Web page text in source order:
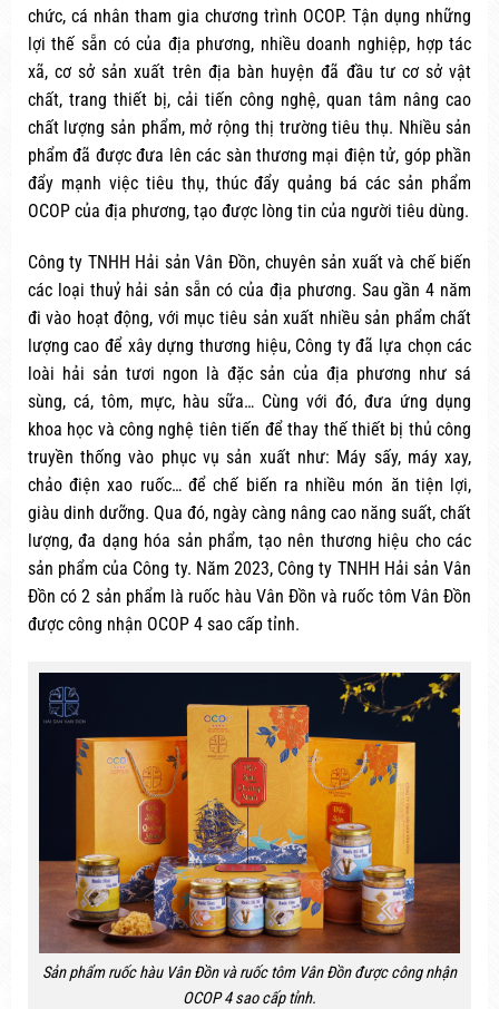
chức, cá nhân tham gia chương trình OCOP. Tận dụng những
lợi thế sẵn có của địa phương, nhiều doanh nghiệp, hợp tác
xã, cơ sở sản xuất trên địa bàn huyện đã đầu tư cơ sở vật
chất, trang thiết bị, cải tiến công nghệ, quan tâm nâng cao
chất lượng sản phẩm, mở rộng thị trường tiêu thụ. Nhiều sản
phẩm đã được đưa lên các sàn thương mại điện tử, góp phần
đẩy mạnh việc tiêu thụ, thúc đẩy quảng bá các sản phẩm
OCOP của địa phương, tạo được lòng tin của người tiêu dùng.
Công ty TNHH Hải sản Vân Đồn, chuyên sản xuất và chế biến
các loại thuỷ hải sản sẵn có của địa phương. Sau gần 4 năm
đi vào hoạt động, với mục tiêu sản xuất nhiều sản phẩm chất
lượng cao để xây dựng thương hiệu, Công ty đã lựa chọn các
loài hải sản tươi ngon là đặc sản của địa phương như sá
sùng, cá, tôm, mực, hàu sữa… Cùng với đó, đưa ứng dụng
khoa học và công nghệ tiên tiến để thay thế thiết bị thủ công
truyền thống vào phục vụ sản xuất như: Máy sấy, máy xay,
chảo điện xao ruốc… để chế biến ra nhiều món ăn tiện lợi,
giàu dinh dưỡng. Qua đó, ngày càng nâng cao năng suất, chất
lượng, đa dạng hóa sản phẩm, tạo nên thương hiệu cho các
sản phẩm của Công ty. Năm 2023, Công ty TNHH Hải sản Vân
Đồn có 2 sản phẩm là ruốc hàu Vân Đồn và ruốc tôm Vân Đồn
được công nhận OCOP 4 sao cấp tỉnh.
Sản phẩm ruốc hàu Vân Đồn và ruốc tôm Vân Đồn được công nhận
OCOP 4 sao cấp tỉnh.